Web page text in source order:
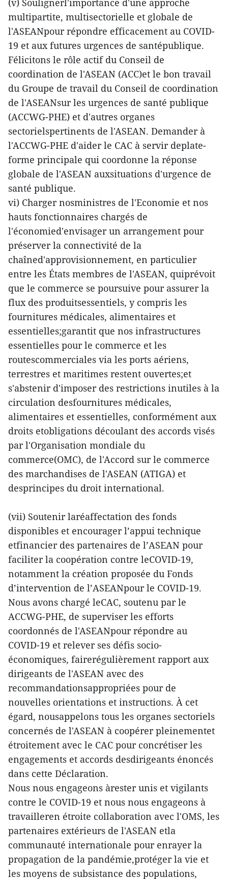
(v) Soulignerl'importance d'une approche
multipartite, multisectorielle et globale de
l'ASEANpour répondre efficacement au COVID-
19 et aux futures urgences de santépublique.
Félicitons le rôle actif du Conseil de
coordination de l'ASEAN (ACC)et le bon travail
du Groupe de travail du Conseil de coordination
de l'ASEANsur les urgences de santé publique
(ACCWG-PHE) et d'autres organes
sectorielspertinents de l'ASEAN. Demander à
l'ACCWG-PHE d'aider le CAC à servir deplate-
forme principale qui coordonne la réponse
globale de l'ASEAN auxsituations d'urgence de
santé publique.
vi) Charger nosministres de l'Economie et nos
hauts fonctionnaires chargés de
l'économied'envisager un arrangement pour
préserver la connectivité de la
chaîned'approvisionnement, en particulier
entre les États membres de l'ASEAN, quiprévoit
que le commerce se poursuive pour assurer la
flux des produitsessentiels, y compris les
fournitures médicales, alimentaires et
essentielles;garantit que nos infrastructures
essentielles pour le commerce et les
routescommerciales via les ports aériens,
terrestres et maritimes restent ouvertes;et
s'abstenir d'imposer des restrictions inutiles à la
circulation desfournitures médicales,
alimentaires et essentielles, conformément aux
droits etobligations découlant des accords visés
par l'Organisation mondiale du
commerce(OMC), de l'Accord sur le commerce
des marchandises de l'ASEAN (ATIGA) et
desprincipes du droit international.
(vii) Soutenir laréaffectation des fonds
disponibles et encourager l’appui technique
etfinancier des partenaires de l’ASEAN pour
faciliter la coopération contre leCOVID-19,
notamment la création proposée du Fonds
d’intervention de l’ASEANpour le COVID-19.
Nous avons chargé leCAC, soutenu par le
ACCWG-PHE, de superviser les efforts
coordonnés de l'ASEANpour répondre au
COVID-19 et relever ses défis socio-
économiques, fairerégulièrement rapport aux
dirigeants de l'ASEAN avec des
recommandationsappropriées pour de
nouvelles orientations et instructions. À cet
égard, nousappelons tous les organes sectoriels
concernés de l'ASEAN à coopérer pleinementet
étroitement avec le CAC pour concrétiser les
engagements et accords desdirigeants énoncés
dans cette Déclaration.
Nous nous engageons àrester unis et vigilants
contre le COVID-19 et nous nous engageons à
travailleren étroite collaboration avec l'OMS, les
partenaires extérieurs de l'ASEAN etla
communauté internationale pour enrayer la
propagation de la pandémie,protéger la vie et
les moyens de subsistance des populations,